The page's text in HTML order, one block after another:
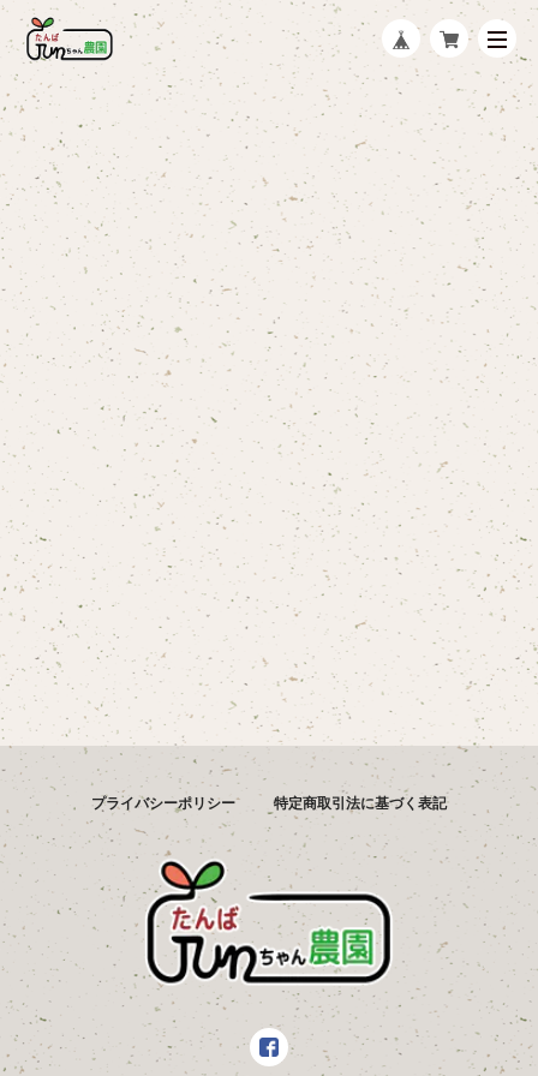
プライバシーポリシー 特定商取引法に基づく表記